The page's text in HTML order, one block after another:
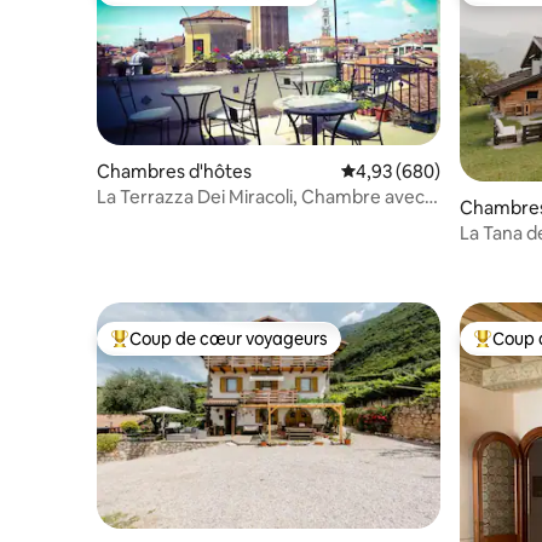
Chambres d'hôtes Évaluation moyenne
4,93 (680)
La Terrazza Dei Miracoli, Chambre avec
La Tana
Coups de cœur voyageurs les plus appréciés
Coup de cœur voyageurs Coups
Coup